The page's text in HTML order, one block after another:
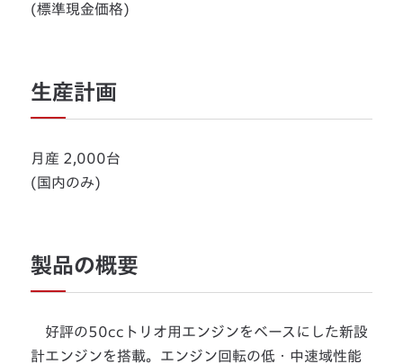
(標準現金価格)
生産計画
月産 2,000台
(国内のみ)
製品の概要
好評の50ccトリオ用エンジンをベースにした新設
計エンジンを搭載。エンジン回転の低・中速域性能